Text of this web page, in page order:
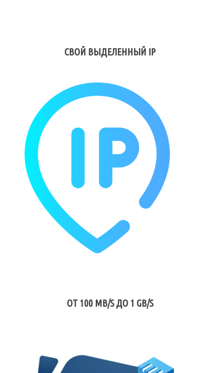
СВОЙ ВЫДЕЛЕННЫЙ IP
ОТ 100 MB/S ДО 1 GB/S